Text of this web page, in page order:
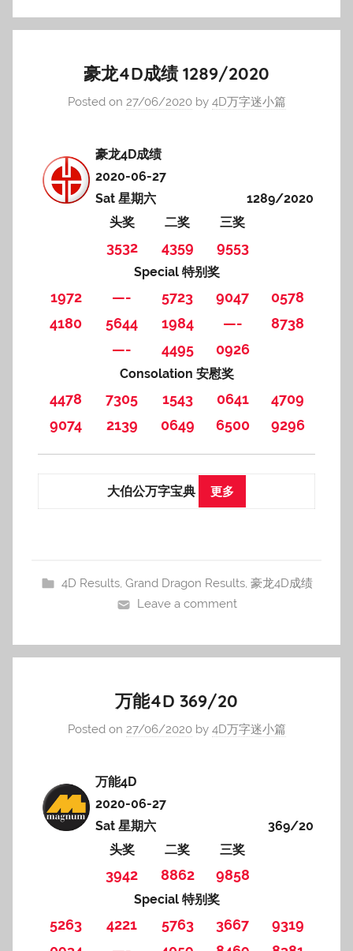
豪龙4D成绩 1289/2020
Posted on 27/06/2020by 4D万字迷小篇
豪龙4D成绩
2020-06-27
Sat 星期六
1289/2020
头奖
二奖 三奖
3532 4359 9553
Special 特别奖
1972 —- 5723 9047
0578
4180
5644 1984 —-
8738
—-
4495 0926
Consolation 安慰奖
4478 7305 1543 0641
4709
9074
2139 0649 6500 9296
大伯公万字宝典 更多
4D Results,Grand Dragon Results,豪龙4D成绩
Leave a comment
万能4D 369/20
Posted on 27/06/2020by 4D万字迷小篇
万能4D
2020-06-27
Sat 星期六
369/20
头奖
二奖 三奖
3942 8862 9858
Special 特别奖
5263 4221 5763 3667
9319